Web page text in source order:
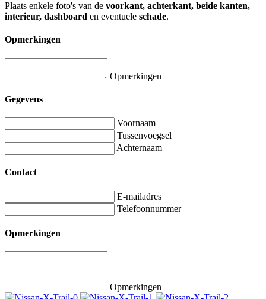
Plaats enkele foto's van de voorkant, achterkant, beide kanten,
interieur, dashboard en eventuele schade.
Opmerkingen
Opmerkingen
Gegevens
Voornaam
Tussenvoegsel
Achternaam
Contact
E-mailadres
Telefoonnummer
Opmerkingen
Opmerkingen